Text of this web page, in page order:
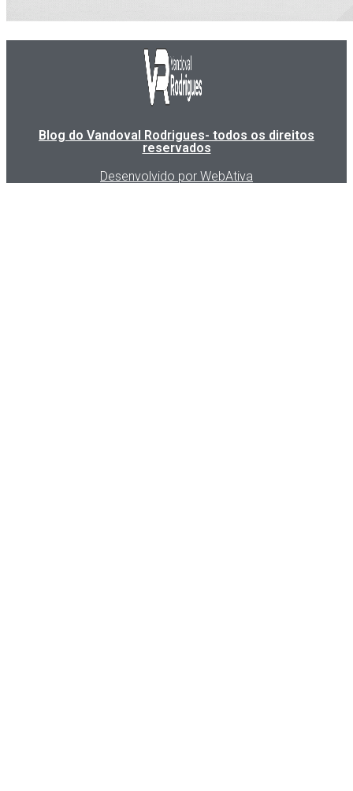
Blog do Vandoval Rodrigues- todos os direitos
reservados
Desenvolvido por WebAtiva